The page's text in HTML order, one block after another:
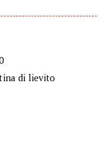
di lievito